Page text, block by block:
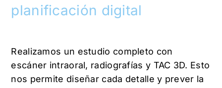
planificación digital
Realizamos un estudio completo con
escáner intraoral, radiografías y TAC 3D. Esto
nos permite diseñar cada detalle y prever la